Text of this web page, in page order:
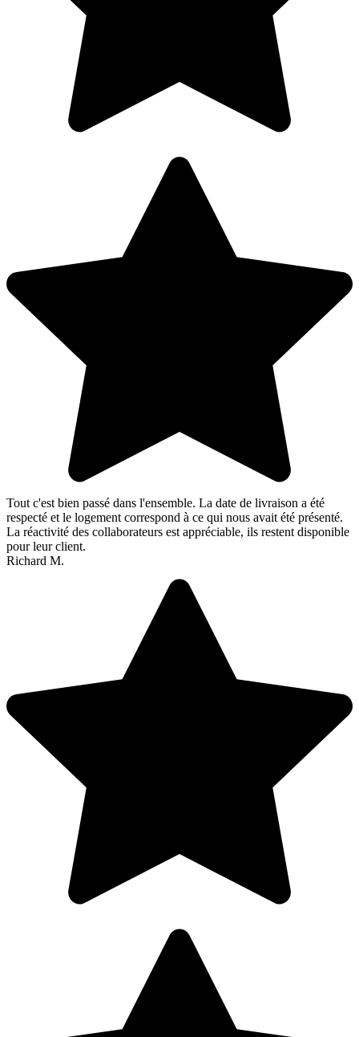
Tout c'est bien passé dans l'ensemble. La date de livraison a été
respecté et le logement correspond à ce qui nous avait été présenté.
La réactivité des collaborateurs est appréciable, ils restent disponible
pour leur client.
Richard M.